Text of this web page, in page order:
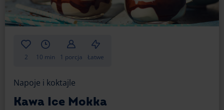
2 10 min 1 porcja Łatwe
Napoje i koktajle
Kawa Ice Mokka